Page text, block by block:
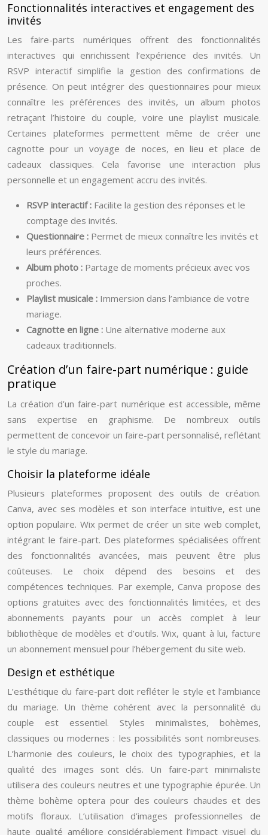
Fonctionnalités interactives et engagement des
invités
Les faire-parts numériques offrent des fonctionnalités
interactives qui enrichissent l’expérience des invités. Un
RSVP interactif simplifie la gestion des confirmations de
présence. On peut intégrer des questionnaires pour mieux
connaître les préférences des invités, un album photos
retraçant l’histoire du couple, voire une playlist musicale.
Certaines plateformes permettent même de créer une
cagnotte pour un voyage de noces, en lieu et place de
cadeaux classiques. Cela favorise une interaction plus
personnelle et un engagement accru des invités.
RSVP interactif : Facilite la gestion des réponses et le
comptage des invités.
Questionnaire : Permet de mieux connaître les invités et
leurs préférences.
Album photo : Partage de moments précieux avec vos
proches.
Playlist musicale : Immersion dans l’ambiance de votre
mariage.
Cagnotte en ligne : Une alternative moderne aux
cadeaux traditionnels.
Création d’un faire-part numérique : guide
pratique
La création d’un faire-part numérique est accessible, même
sans expertise en graphisme. De nombreux outils
permettent de concevoir un faire-part personnalisé, reflétant
le style du mariage.
Choisir la plateforme idéale
Plusieurs plateformes proposent des outils de création.
Canva, avec ses modèles et son interface intuitive, est une
option populaire. Wix permet de créer un site web complet,
intégrant le faire-part. Des plateformes spécialisées offrent
des fonctionnalités avancées, mais peuvent être plus
coûteuses. Le choix dépend des besoins et des
compétences techniques. Par exemple, Canva propose des
options gratuites avec des fonctionnalités limitées, et des
abonnements payants pour un accès complet à leur
bibliothèque de modèles et d’outils. Wix, quant à lui, facture
un abonnement mensuel pour l’hébergement du site web.
Design et esthétique
L’esthétique du faire-part doit refléter le style et l’ambiance
du mariage. Un thème cohérent avec la personnalité du
couple est essentiel. Styles minimalistes, bohèmes,
classiques ou modernes : les possibilités sont nombreuses.
L’harmonie des couleurs, le choix des typographies, et la
qualité des images sont clés. Un faire-part minimaliste
utilisera des couleurs neutres et une typographie épurée. Un
thème bohème optera pour des couleurs chaudes et des
motifs floraux. L’utilisation d’images professionnelles de
haute qualité améliore considérablement l’impact visuel du